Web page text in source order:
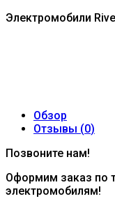
Электромобили
Обзор
Отзывы (0)
Позвоните нам!
Оформим заказ по
электромобилям!